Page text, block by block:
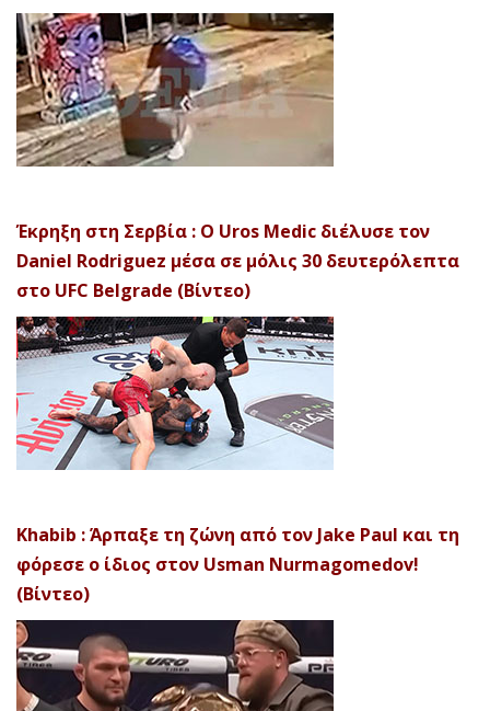
Έκρηξη στη Σερβία : Ο Uros Medic διέλυσε τον
Daniel Rodriguez μέσα σε μόλις 30 δευτερόλεπτα
στο UFC Belgrade (Βίντεο)
Khabib : Άρπαξε τη ζώνη από τον Jake Paul και τη
φόρεσε ο ίδιος στον Usman Nurmagomedov!
(Βίντεο)